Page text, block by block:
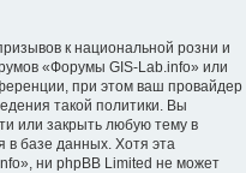
к национальной розни и
«Форумы GIS-Lab.info» или
при этом ваш провайдер
такой политики. Вы
или закрыть любую тему в
в базе данных. Хотя эта
ни phpBB Limited не может